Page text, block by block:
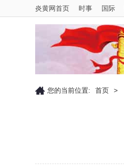
炎黄网首页 时事 国际
您的当前位置: 首页 >